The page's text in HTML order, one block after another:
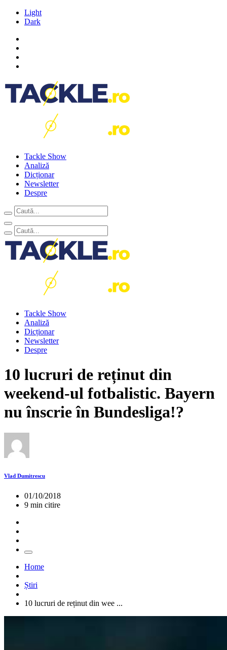
Light
Dark
Tackle Show
Analiză
Dicționar
Newsletter
Despre
Tackle Show
Analiză
Dicționar
Newsletter
Despre
10 lucruri de reținut din
weekend-ul fotbalistic. Bayern
nu înscrie în Bundesliga!?
Vlad Dumitrescu
01/10/2018
9 min citire
Home
Știri
10 lucruri de reținut din wee ...